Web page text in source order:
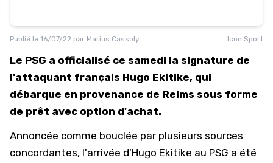
Publié le 16/07/22 par Marius Cassoly Icon Sport
Le PSG a officialisé ce samedi la signature de
l'attaquant français Hugo Ekitike, qui
débarque en provenance de Reims sous forme
de prêt avec option d'achat.
Annoncée comme bouclée par plusieurs sources
concordantes, l'arrivée d'Hugo Ekitike au PSG a été